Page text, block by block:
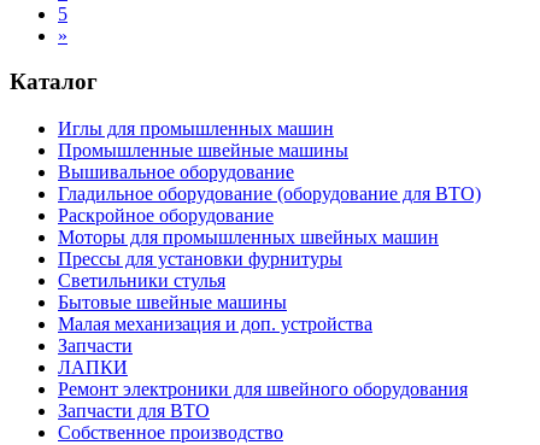
5
»
Каталог
Иглы для промышленных машин
Промышленные швейные машины
Вышивальное оборудование
Гладильное оборудование (оборудование для ВТО)
Раскройное оборудование
Моторы для промышленных швейных машин
Прессы для установки фурнитуры
Светильники стулья
Бытовые швейные машины
Малая механизация и доп. устройства
Запчасти
ЛАПКИ
Ремонт электроники для швейного оборудования
Запчасти для ВТО
Собственное производство